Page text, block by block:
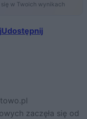
w Twoich wynikach
Udostępnij
zaczęła się od